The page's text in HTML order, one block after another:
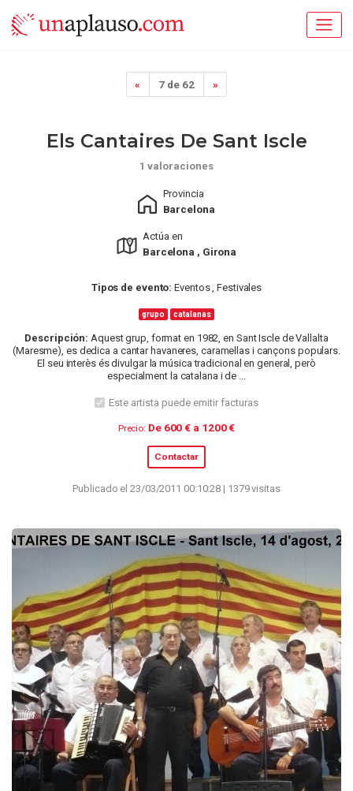
« 7 de 62 »
Els Cantaires De Sant Iscle
1 valoraciones
Provincia
Barcelona
Actúa en
Barcelona , Girona
Tipos de evento: Eventos , Festivales
grupo catalanas
Descripción: Aquest grup, format en 1982, en Sant Iscle de Vallalta
(Maresme), es dedica a cantar havaneres, caramellas i cançons populars.
El seu interès és divulgar la música tradicional en general, però
especialment la catalana i de ...
Este artista puede emitir facturas
Precio: De 600 € a 1200 €
Contactar
Publicado el 23/03/2011 00:10:28 | 1379 visitas